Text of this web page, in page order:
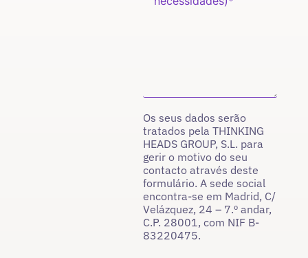
Os seus dados serão
tratados pela THINKING
HEADS GROUP, S.L. para
gerir o motivo do seu
contacto através deste
formulário. A sede social
encontra-se em Madrid, C/
Velázquez, 24 – 7.º andar,
C.P. 28001, com NIF B-
83220475.